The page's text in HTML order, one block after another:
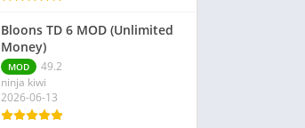
Bloons TD 6 MOD (Unlimited
Money)
MOD
49.2
ninja kiwi
2026-06-13